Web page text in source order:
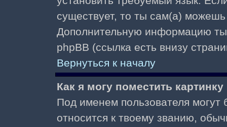
существует, то ты сам(а)
Дополнительную информацию
phpBB (ссылка есть внизу
Вернуться к началу
Как я могу поместить
Под именем пользователя могут
относится к твоему званию,